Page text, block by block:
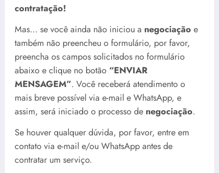
contratação!
Mas… se você ainda não iniciou a negociação e
também não preencheu o formulário, por favor,
preencha os campos solicitados no formulário
abaixo e clique no botão “ENVIAR
MENSAGEM”. Você receberá atendimento o
mais breve possível via e-mail e WhatsApp, e
assim, será iniciado o processo de negociação.
Se houver qualquer dúvida, por favor, entre em
contato via e-mail e/ou WhatsApp antes de
contratar um serviço.